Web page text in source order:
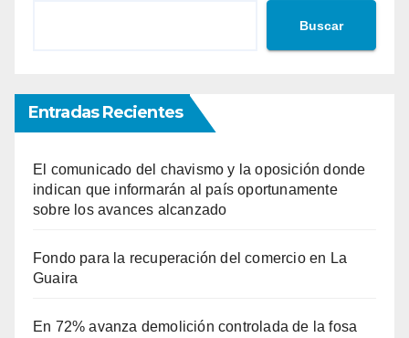
Buscar
Entradas Recientes
El comunicado del chavismo y la oposición donde
indican que informarán al país oportunamente
sobre los avances alcanzado
Fondo para la recuperación del comercio en La
Guaira
En 72% avanza demolición controlada de la fosa